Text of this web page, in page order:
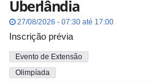
Uberlândia
27/08/2026 - 07:30 até 17:00
Inscrição prévia
Evento de Extensão
Olimpíada